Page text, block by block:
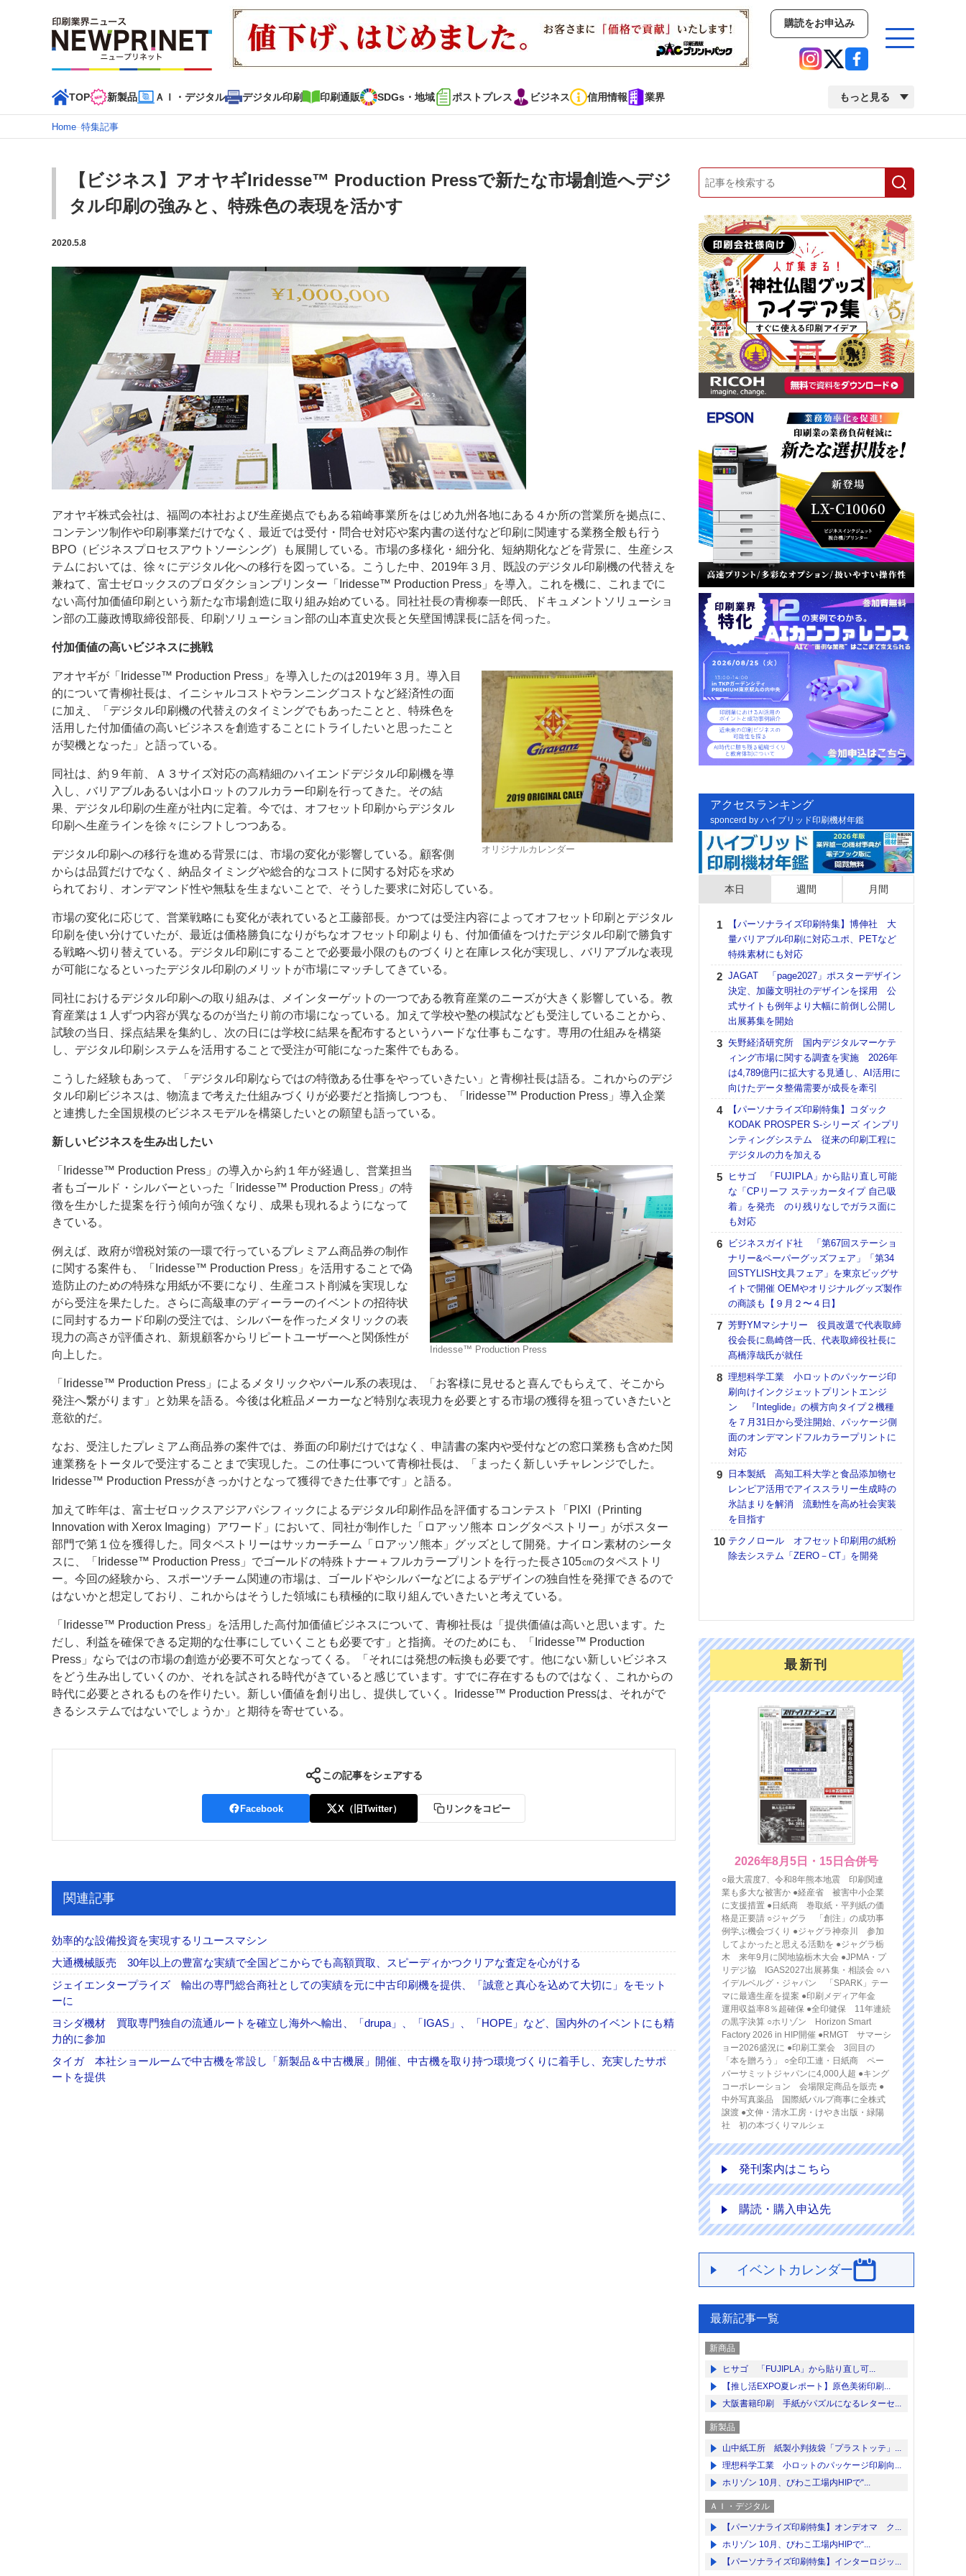
購読をお申込み
TOP 新製品 ＡＩ・デジタル デジタル印刷 印刷通販 SDGs・地域 ポストプレス ビジネス 信用情報 業界 もっと見る
イベント
インデックス
カテゴリー一覧
市場・統計 人事・移転・異動・訃報
特集・デジタル印刷 アイデアで勝負！ ～多様なビジネス・多彩な商材～ JAPAN PACK 2023 特集 2022 見える化・MIS特集
2022 検査・校正特集
特集・デジタル印刷 ～ 新成長軌道を描く
発刊案内 JFPI印刷用語集 印刷機材年鑑
運営
会社案内 購読・購入申し込み サイトポリシー お問い合わせ
Home–特集記事
【ビジネス】アオヤギIridesse™ Production Pressで新たな市場創造へデジ
タル印刷の強みと、特殊色の表現を活かす
2020.5.8
アオヤギ株式会社は、福岡の本社および生産拠点でもある箱崎事業所をはじめ九州各地にある４か所の営業所を拠点に、
コンテンツ制作や印刷事業だけでなく、最近では受付・問合せ対応や案内書の送付など印刷に関連する業務全般も行う
BPO（ビジネスプロセスアウトソーシング）も展開している。市場の多様化・細分化、短納期化などを背景に、生産シス
テムにおいては、徐々にデジタル化への移行を図っている。こうした中、2019年３月、既設のデジタル印刷機の代替えを
兼ねて、富士ゼロックスのプロダクションプリンター「Iridesse™ Production Press」を導入。これを機に、これまでに
ない高付加価値印刷という新たな市場創造に取り組み始めている。同社社長の青柳泰一郎氏、ドキュメントソリューショ
ン部の工藤政博取締役部長、印刷ソリューション部の山本直史次長と矢壁国博課長に話を伺った。
付加価値の高いビジネスに挑戦
オリジナルカレンダー
アオヤギが「Iridesse™ Production Press」を導入したのは2019年３月。導入目
的について青柳社長は、イニシャルコストやランニングコストなど経済性の面
に加え、「デジタル印刷機の代替えのタイミングでもあったことと、特殊色を
活用した付加価値の高いビジネスを創造することにトライしたいと思ったこと
が契機となった」と語っている。
同社は、約９年前、Ａ３サイズ対応の高精細のハイエンドデジタル印刷機を導
入し、バリアブルあるいは小ロットのフルカラー印刷を行ってきた。その結
果、デジタル印刷の生産が社内に定着。今では、オフセット印刷からデジタル
印刷へ生産ラインを徐々にシフトしつつある。
デジタル印刷への移行を進める背景には、市場の変化が影響している。顧客側
からは品質だけでなく、納品タイミングや総合的なコストに関する対応を求め
られており、オンデマンド性や無駄を生まないことで、そうした要求に対応している。
市場の変化に応じて、営業戦略にも変化が表れていると工藤部長。かつては受注内容によってオフセット印刷とデジタル
印刷を使い分けていたが、最近は価格勝負になりがちなオフセット印刷よりも、付加価値をつけたデジタル印刷で勝負す
る戦略へ切り替えている。デジタル印刷にすることで必要最小限のものづくりと在庫レス化が実現し、バリアブルな表現
が可能になるといったデジタル印刷のメリットが市場にマッチしてきている。
同社におけるデジタル印刷への取り組みは、メインターゲットの一つである教育産業のニーズが大きく影響している。教
育産業は１人ずつ内容が異なるのが当たり前の市場になっている。加えて学校や塾の模試なども受注していることから、
試験の当日、採点結果を集約し、次の日には学校に結果を配布するというハードな仕事もこなす。専用の仕組みを構築
し、デジタル印刷システムを活用することで受注が可能になった案件でもある。
こうした経験もあって、「デジタル印刷ならではの特徴ある仕事をやっていきたい」と青柳社長は語る。これからのデジ
タル印刷ビジネスは、物流まで考えた仕組みづくりが必要だと指摘しつつも、「Iridesse™ Production Press」導入企業
と連携した全国規模のビジネスモデルを構築したいとの願望も語っている。
新しいビジネスを生み出したい
Iridesse™ Production Press
「Iridesse™ Production Press」の導入から約１年が経過し、営業担当
者もゴールド・シルバーといった「Iridesse™ Production Press」の特
徴を生かした提案を行う傾向が強くなり、成果も現れるようになって
きている。
例えば、政府が増税対策の一環で行っているプレミアム商品券の制作
に関する案件も、「Iridesse™ Production Press」を活用することで偽
造防止のための特殊な用紙が不要になり、生産コスト削減を実現しな
がら受注を果たした。さらに高級車のディーラーのイベントの招待状
に同封するカード印刷の受注では、シルバーを作ったメタリックの表
現力の高さが評価され、新規顧客からリピートユーザーへと関係性が
向上した。
「Iridesse™ Production Press」によるメタリックやパール系の表現は、「お客様に見せると喜んでもらえて、そこから
発注へ繋がります」と効果を語る。今後は化粧品メーカーなど特別な表現力を必要とする市場の獲得を狙っていきたいと
意欲的だ。
なお、受注したプレミアム商品券の案件では、券面の印刷だけではなく、申請書の案内や受付などの窓口業務も含めた関
連業務をトータルで受注することまで実現した。この仕事について青柳社長は、「まったく新しいチャレンジでした。
Iridesse™ Production Pressがきっかけとなって獲得できた仕事です」と語る。
加えて昨年は、富士ゼロックスアジアパシフィックによるデジタル印刷作品を評価するコンテスト「PIXI（Printing
Innovation with Xerox Imaging）アワード」において、同社が制作した「ロアッソ熊本 ロングタペストリー」がポスター
部門で第１位を獲得した。同タペストリーはサッカーチーム「ロアッソ熊本」グッズとして開発。ナイロン素材のシータ
スに、「Iridesse™ Production Press」でゴールドの特殊トナー＋フルカラープリントを行った長さ105㎝のタペストリ
ー。今回の経験から、スポーツチーム関連の市場は、ゴールドやシルバーなどによるデザインの独自性を発揮できるので
はないかと想定しており、これからはそうした領域にも積極的に取り組んでいきたいと考えている。
「Iridesse™ Production Press」を活用した高付加価値ビジネスについて、青柳社長は「提供価値は高いと思います。た
だし、利益を確保できる定期的な仕事にしていくことも必要です」と指摘。そのためにも、「Iridesse™ Production
Press」ならではの市場の創造が必要不可欠となってくる。「それには発想の転換も必要です。他にない新しいビジネス
をどう生み出していくのか、それを試される時代がきていると感じています。すでに存在するものではなく、これからの
時代に必要とされるものを作りたい。新しい価値を創り出し、提供していく。Iridesse™ Production Pressは、それがで
きるシステムではないでしょうか」と期待を寄せている。
この記事をシェアする
Facebook X（旧Twitter） リンクをコピー
関連記事
効率的な設備投資を実現するリユースマシン
大通機械販売 30年以上の豊富な実績で全国どこからでも高額買取、スピーディかつクリアな査定を心がける
ジェイエンタープライズ 輸出の専門総合商社としての実績を元に中古印刷機を提供、「誠意と真心を込めて大切に」をモット
ーに
ヨシダ機材 買取専門独自の流通ルートを確立し海外へ輸出、「drupa」、「IGAS」、「HOPE」など、国内外のイベントにも精
力的に参加
タイガ 本社ショールームで中古機を常設し「新製品＆中古機展」開催、中古機を取り持つ環境づくりに着手し、充実したサポ
ートを提供
アクセスランキング
sponcerd by ハイブリッド印刷機材年鑑
本日 週間 月間
【パーソナライズ印刷特集】博伸社 大
量バリアブル印刷に対応ユポ、PETなど
特殊素材にも対応
JAGAT 「page2027」ポスターデザイン
決定、加藤文明社のデザインを採用 公
式サイトも例年より大幅に前倒し公開し
出展募集を開始
矢野経済研究所 国内デジタルマーケテ
ィング市場に関する調査を実施 2026年
は4,789億円に拡大する見通し、AI活用に
向けたデータ整備需要が成長を牽引
【パーソナライズ印刷特集】コダック
KODAK PROSPER S-シリーズ インプリ
ンティングシステム 従来の印刷工程に
デジタルの力を加える
ヒサゴ 「FUJIPLA」から貼り直し可能
な「CPリーフ ステッカータイプ 自己吸
着」を発売 のり残りなしでガラス面に
も対応
ビジネスガイド社 「第67回ステーショ
ナリー&ペーパーグッズフェア」「第34
回STYLISH文具フェア」を東京ビッグサ
イトで開催 OEMやオリジナルグッズ製作
の商談も【９月２〜４日】
芳野YMマシナリー 役員改選で代表取締
役会長に島崎啓一氏、代表取締役社長に
髙橋淳哉氏が就任
理想科学工業 小ロットのパッケージ印
刷向けインクジェットプリントエンジ
ン 『Integlide』の横方向タイプ２機種
を７月31日から受注開始、パッケージ側
面のオンデマンドフルカラープリントに
対応
日本製紙 高知工科大学と食品添加物セ
レンピア活用でアイススラリー生成時の
氷詰まりを解消 流動性を高め社会実装
を目指す
テクノロール オフセット印刷用の紙粉
除去システム「ZERO－CT」を開発
最新刊
2026年8月5日・15日合併号
○最大震度7、令和8年熊本地震 印刷関連
業も多大な被害か ●経産省 被害中小企業
に支援措置 ●日紙商 巻取紙・平判紙の価
格是正要請 ○ジャグラ 「創注」の成功事
例学ぶ機会づくり ●ジャグラ神奈川 参加
してよかったと思える活動を ●ジャグラ栃
木 来年9月に関地協栃木大会 ●JPMA・プ
リデジ協 IGAS2027出展募集・相談会 ○ハ
イデルベルグ・ジャパン 「SPARK」テー
マに最適生産を提案 ●印刷メディア年金
運用収益率8％超確保 ●全印健保 11年連続
の黒字決算 ○ホリゾン Horizon Smart
Factory 2026 in HIP開催 ●RMGT サマーシ
ョー2026盛況に ●印刷工業会 3回目の
「本を贈ろう」 ○全印工連・日紙商 ペー
パーサミットジャパンに4,000人超 ●キング
コーポレーション 会場限定商品を販売 ●
中外写真薬品 国際紙パルプ商事に全株式
譲渡 ●文伸・清水工房・けやき出版・緑陽
社 初の本づくりマルシェ
発刊案内はこちら
購読・購入申込先
イベントカレンダー
最新記事一覧
新商品
ヒサゴ 「FUJIPLA」から貼り直し可...
【推し活EXPO夏レポート】原色美術印刷...
大阪書籍印刷 手紙がパズルになるレターセ...
新製品
山中紙工所 紙製小判抜袋「プラストッテ」...
理想科学工業 小ロットのパッケージ印刷向...
ホリゾン 10月、びわこ工場内HIPで“...
ＡＩ・デジタル
【パーソナライズ印刷特集】オンデオマ ク...
ホリゾン 10月、びわこ工場内HIPで“...
【パーソナライズ印刷特集】インターロジッ...